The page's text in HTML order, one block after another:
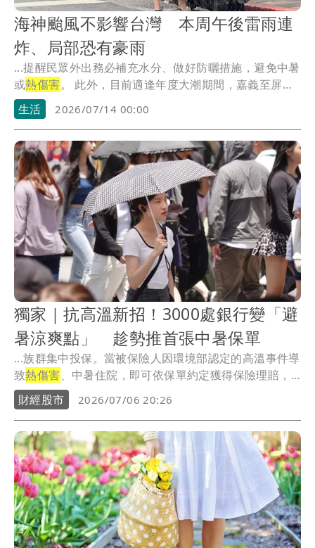
海神颱風不影響台灣 本周午後雷雨連
炸、局部恐有豪雨
...提醒民眾外出務必補充水分、做好防曬措施，避免中暑
或熱傷害。 此外，目前適逢年度大潮期間，嘉義至屏
東...
生活 2026/07/14 00:00
獨家｜抗高溫新招！3000處銀行變「避
暑涼爽點」 趁勢推首張中暑保單
...族群集中投保。當被保險人因環境部認定的高溫事件導
致熱傷害、中暑住院，即可依保單約定獲得保險理賠，
盼降...
財經股市 2026/07/06 20:26